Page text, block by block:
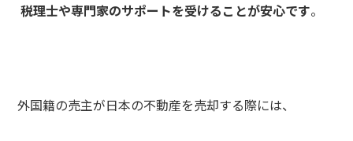
税理士や専門家のサポートを受けることが安心です。
外国籍の売主が日本の不動産を売却する際には、